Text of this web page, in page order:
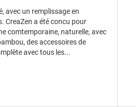
avec un remplissage en
CreaZen a été concu pour
comtemporaine, naturelle, avec
des accessoires de
avec tous les...